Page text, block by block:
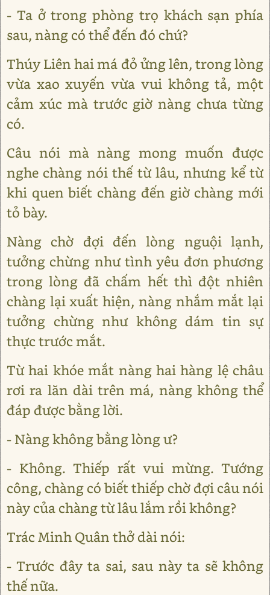
- Ta ở trong phòng trọ khách sạn phía
sau, nàng có thể đến đó chứ?
Thúy Liên hai má đỏ ửng lên, trong lòng
vừa xao xuyến vừa vui không tả, một
cảm xúc mà trước giờ nàng chưa từng
có.
Câu nói mà nàng mong muốn được
nghe chàng nói thế từ lâu, nhưng kể từ
khi quen biết chàng đến giờ chàng mới
tỏ bày.
Nàng chờ đợi đến lòng nguội lạnh,
tưởng chừng như tình yêu đơn phương
trong lòng đã chấm hết thì đột nhiên
chàng lại xuất hiện, nàng nhắm mắt lại
tưởng chừng như không dám tin sự
thực trước mắt.
Từ hai khóe mắt nàng hai hàng lệ châu
rơi ra lăn dài trên má, nàng không thể
đáp được bằng lời.
- Nàng không bằng lòng ư?
- Không. Thiếp rất vui mừng. Tướng
công, chàng có biết thiếp chờ đợi câu nói
này của chàng từ lâu lắm rồi không?
Trác Minh Quân thở dài nói:
- Trước đây ta sai, sau này ta sẽ không
thế nữa.